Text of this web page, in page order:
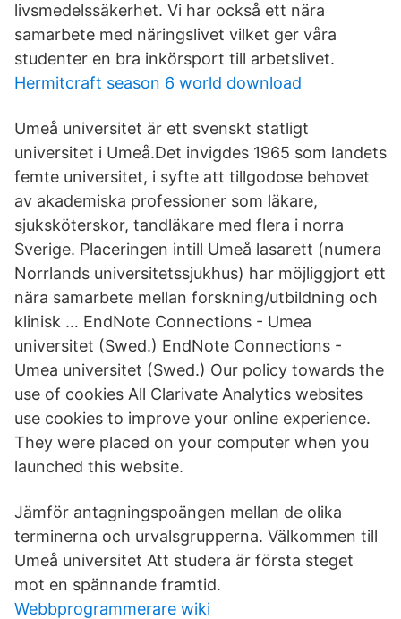
livsmedelssäkerhet. Vi har också ett nära
samarbete med näringslivet vilket ger våra
studenter en bra inkörsport till arbetslivet.
Hermitcraft season 6 world download
Umeå universitet är ett svenskt statligt
universitet i Umeå.Det invigdes 1965 som landets
femte universitet, i syfte att tillgodose behovet
av akademiska professioner som läkare,
sjuksköterskor, tandläkare med flera i norra
Sverige. Placeringen intill Umeå lasarett (numera
Norrlands universitetssjukhus) har möjliggjort ett
nära samarbete mellan forskning/utbildning och
klinisk … EndNote Connections - Umea
universitet (Swed.) EndNote Connections -
Umea universitet (Swed.) Our policy towards the
use of cookies All Clarivate Analytics websites
use cookies to improve your online experience.
They were placed on your computer when you
launched this website.
Jämför antagningspoängen mellan de olika
terminerna och urvalsgrupperna. Välkommen till
Umeå universitet Att studera är första steget
mot en spännande framtid.
Webbprogrammerare wiki